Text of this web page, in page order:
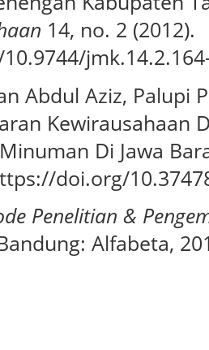
14, no. 2 (2012).
Abdul Aziz, Palupi
Kewirausahaan
Di Jawa
doi.org/
Penelitian &
Alfabeta,